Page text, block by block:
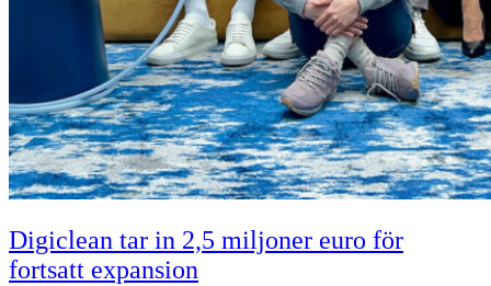
Digiclean tar in 2,5 miljoner euro för
fortsatt expansion